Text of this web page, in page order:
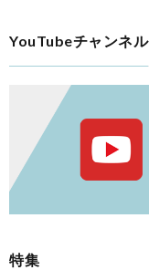
YouTubeチャンネル
特集